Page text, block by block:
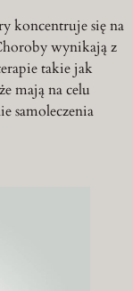
koncentruje się na
wynikają z
takie jak
mają na celu
samoleczenia